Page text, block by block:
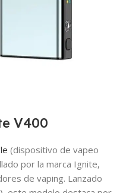
V400
(dispositivo de vapeo
por la marca Ignite,
de vaping. Lanzado